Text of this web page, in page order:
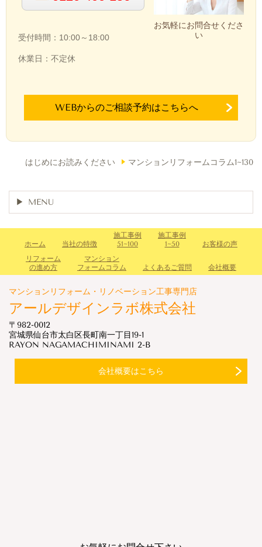
お気軽にお問合せくださ
い
受付時間：10:00～18:00
休業日：不定休
WEBからのご相談予約はこちらへ
はじめにお読みください マンションリフォームコラム1~130
MENU
ホーム 当社の特徴
施工事例
51~100
施工事例
1~50
お客様の声
リフォーム
の進め方
マンション
フォームコラム
よくあるご質問 会社概要
マンションリフォーム・リノベーション工事専門店
アールデザインラボ株式会社
〒982-0012
宮城県仙台市太白区長町南一丁目19-1
RAYON NAGAMACHIMINAMI 2-B
会社概要はこちら